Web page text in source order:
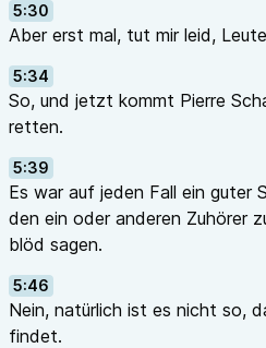
5:30
Aber erst mal, tut mir leid,
5:34
So, und jetzt kommt Pierre
retten.
5:39
Es war auf jeden Fall ein guter
den ein oder anderen Zuhörer
blöd sagen.
5:46
Nein, natürlich ist es nicht so,
findet.